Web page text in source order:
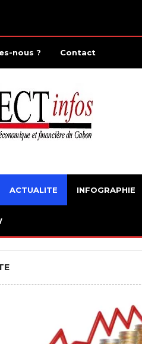
nous ? Contact
ACTUALITE INFOGRAPHIE